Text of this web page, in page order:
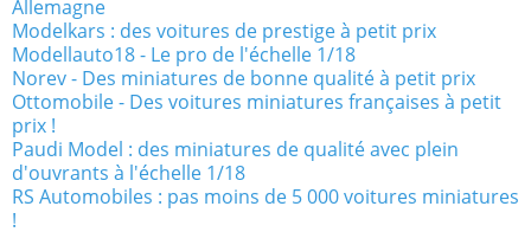
Allemagne
Modelkars : des voitures de prestige à petit prix
Modellauto18 - Le pro de l'échelle 1/18
Norev - Des miniatures de bonne qualité à petit prix
Ottomobile - Des voitures miniatures françaises à petit
prix !
Paudi Model : des miniatures de qualité avec plein
d'ouvrants à l'échelle 1/18
RS Automobiles : pas moins de 5 000 voitures miniatures
!